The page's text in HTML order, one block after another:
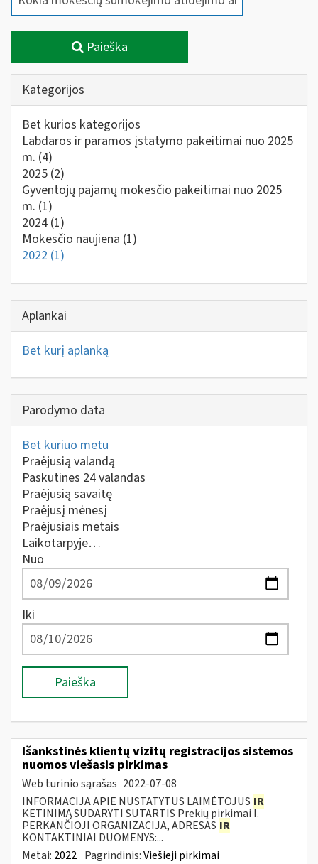
Paieška
Kategorijos
Bet kurios kategorijos
Labdaros ir paramos įstatymo pakeitimai nuo 2025
m. (4)
2025 (2)
Gyventojų pajamų mokesčio pakeitimai nuo 2025
m. (1)
2024 (1)
Mokesčio naujiena (1)
2022 (1)
Aplankai
Bet kurį aplanką
Parodymo data
Bet kuriuo metu
Praėjusią valandą
Paskutines 24 valandas
Praėjusią savaitę
Praėjusį mėnesį
Praėjusiais metais
Laikotarpyje…
Nuo
Iki
Paieška
Išankstinės klientų vizitų registracijos sistemos
nuomos viešasis pirkimas
Web turinio sąrašas 2022-07-08
INFORMACIJA APIE NUSTATYTUS LAIMĖTOJUS IR
KETINIMĄ SUDARYTI SUTARTIS Prekių pirkimai I.
PERKANČIOJI ORGANIZACIJA, ADRESAS IR
KONTAKTINIAI DUOMENYS:...
Metai: 2022 Pagrindinis:Viešieji pirkimai